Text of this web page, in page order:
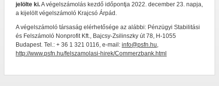
jelölte ki.A végelszámolás kezdő időpontja 2022. december 23. napja,
a kijelölt végelszámoló Krajcsó Árpád.
A végelszámoló társaság elérhetősége az alábbi: Pénzügyi Stabilitási
és Felszámoló Nonprofit Kft., Bajcsy-Zsilinszky út 78, H-1055
Budapest. Tel.: + 36 1 321 0116, e-mail: info@psfn.hu,
http://www.psfn.hu/felszamolasi-hirek/Commerzbank.html